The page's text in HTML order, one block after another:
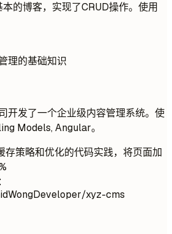
的博客，实现了CRUD操作。使用
理的基础知识
开发了一个企业级内容管理系统。使
Models, Angular。
存策略和优化的代码实践，将页面加
xyz-cms